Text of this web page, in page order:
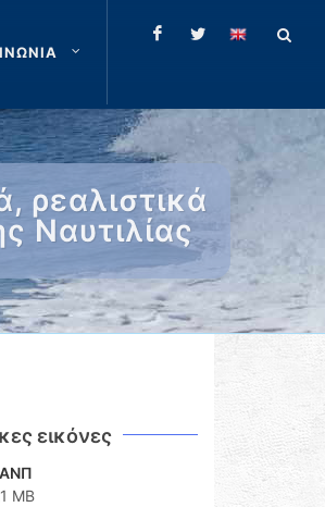
ρεαλιστικά
Ναυτιλίας
εικόνες
MB